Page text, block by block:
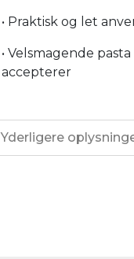
• Praktisk og let
• Velsmagende
accepterer
Yderligere